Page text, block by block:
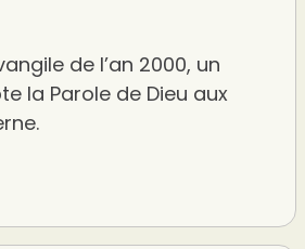
de l’an 2000, un
la Parole de Dieu aux